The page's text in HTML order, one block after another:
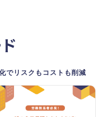
でリスクもコストも削減